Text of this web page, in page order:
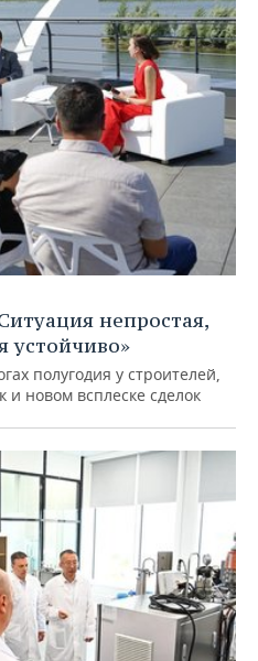
непростая,
устойчиво»
полугодия у строителей,
новом всплеске сделок